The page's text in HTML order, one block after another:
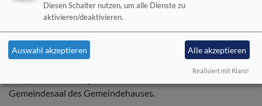
Der Posaunenchor „Heilig´s Blech“ bläst in Gottesdiensten
Dekanates sowie in Kliniken und auf Plätzen der Stadt Bad
Neustadt.
Gemeindesaal des Gemeindehauses.
Diesen Schalter nutzen, um alle Dienste zu
aktivieren/deaktivieren.
Auswahl akzeptieren Alle akzeptieren
Realisiert mit Klaro!